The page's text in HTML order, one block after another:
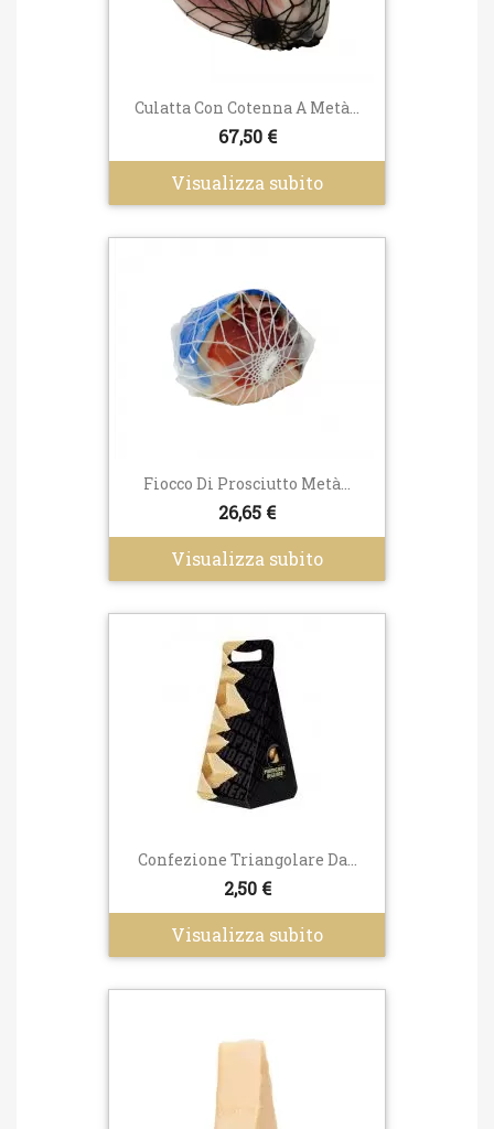
Culatta Con Cotenna A Metà...
67,50 €
Visualizza subito
Fiocco Di Prosciutto Metà...
26,65 €
Visualizza subito
Confezione Triangolare Da...
2,50 €
Visualizza subito